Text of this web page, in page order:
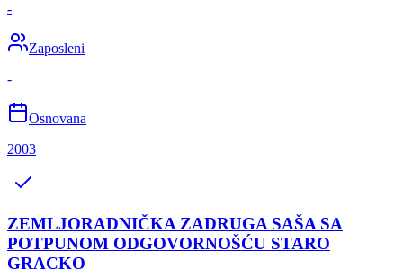
-
Zaposleni
-
Osnovana
2003
ZEMLJORADNIČKA ZADRUGA SAŠA SA
POTPUNOM ODGOVORNOŠĆU STARO
GRACKO